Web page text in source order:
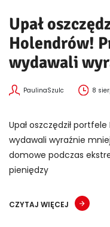
Upał
Holendrów!
wydawali
PaulinaSzulc 8
Upał oszczędził
wydawali wyraźnie
domowe podczas
pieniędzy
CZYTAJ WIĘCEJ